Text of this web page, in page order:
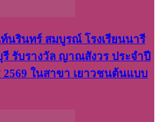
นรินทร์ สมบูรณ์ โรงเรียนนารี
รับรางวัล ญาณสังวร ประจำปี
ในสาขา เยาวชนต้นแบบ